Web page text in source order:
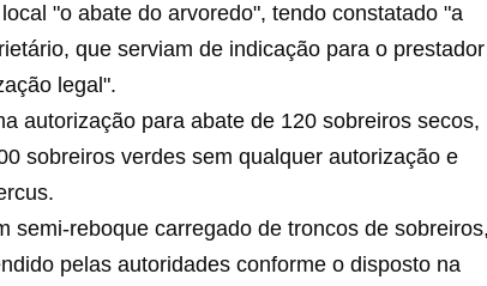
"o abate do arvoredo", tendo constatado "a
que serviam de indicação para o prestador
legal".
autorização para abate de 120 sobreiros secos,
sobreiros verdes sem qualquer autorização e
semi-reboque carregado de troncos de
pelas autoridades conforme o disposto na